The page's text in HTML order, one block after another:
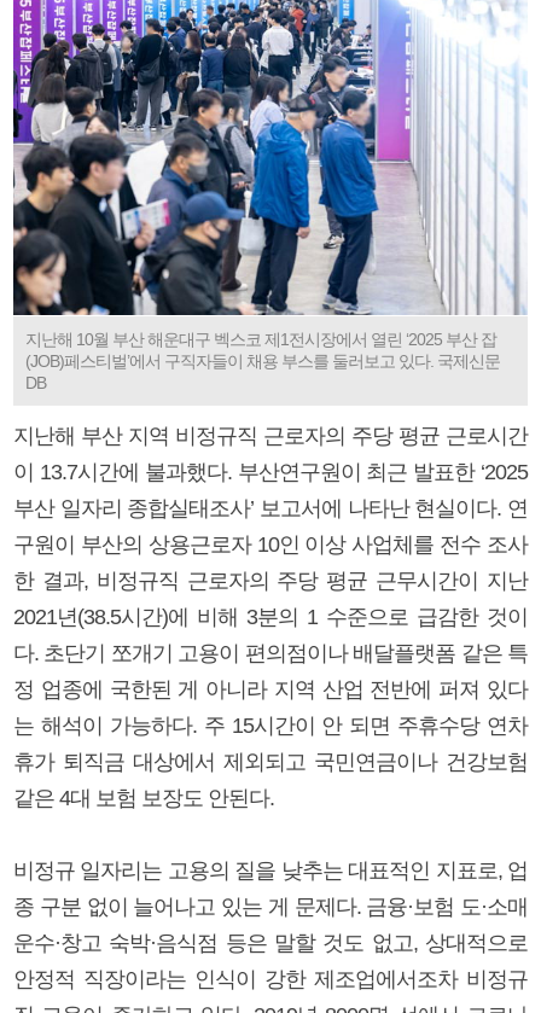
지난해 10월 부산 해운대구 벡스코 제1전시장에서 열린 ‘2025 부산 잡
(JOB)페스티벌’에서 구직자들이 채용 부스를 둘러보고 있다. 국제신문
DB
지난해 부산 지역 비정규직 근로자의 주당 평균 근로시간
이 13.7시간에 불과했다. 부산연구원이 최근 발표한 ‘2025
부산 일자리 종합실태조사’ 보고서에 나타난 현실이다. 연
구원이 부산의 상용근로자 10인 이상 사업체를 전수 조사
한 결과, 비정규직 근로자의 주당 평균 근무시간이 지난
2021년(38.5시간)에 비해 3분의 1 수준으로 급감한 것이
다. 초단기 쪼개기 고용이 편의점이나 배달플랫폼 같은 특
정 업종에 국한된 게 아니라 지역 산업 전반에 퍼져 있다
는 해석이 가능하다. 주 15시간이 안 되면 주휴수당 연차
휴가 퇴직금 대상에서 제외되고 국민연금이나 건강보험
같은 4대 보험 보장도 안된다.
비정규 일자리는 고용의 질을 낮추는 대표적인 지표로, 업
종 구분 없이 늘어나고 있는 게 문제다. 금융·보험 도·소매
운수·창고 숙박·음식점 등은 말할 것도 없고, 상대적으로
안정적 직장이라는 인식이 강한 제조업에서조차 비정규